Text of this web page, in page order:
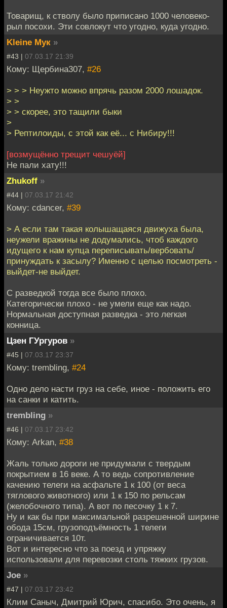
Товарищ, к стволу было приписано 1000 человеко-
рыл посохи. Эти совлокут что угодно, куда угодно.
Kleine Мук »
#43 | 07.03.17 21:39
Кому: Щербина307, #26
> > > Неужто можно впрячь разом 2000 лошадок.
> >
> > скорее, это тащили быки
>
> Рептилоиды, с этой как её... с Нибиру!!!
[возмущённо трещит чешуёй]
Не пали хату!!!
Zhukoff »
#44 | 07.03.17 21:42
Кому: cdancer, #39
> А если там такая колышащаяся движуха была,
неужели вражины не додумались, чтоб каждого
идущего к нам купца переписывать/вербовать/
принуждать к засылу? Именно с целью посмотреть -
выйдет-не выйдет.
С разведкой тогда все было плохо.
Категорически плохо - не умели еще как надо.
Нормальная доступная разведка - это легкая
конница.
Цзен ГУргуров »
#45 | 07.03.17 23:37
Кому: trembling, #24
Одно дело насти груз на себе, иное - положить его
на санки и катить.
trembling »
#46 | 07.03.17 23:42
Кому: Arkan, #38
Жаль только дороги не придумали с твердым
покрытием в 16 веке. А то ведь сопротивление
качению телеги на асфальте 1 к 100 (от веса
тяглового животного) или 1 к 150 по рельсам
(желобочного типа). А вот по песочку 1 к 7.
Ну и как бы при максимальной разрешенной ширине
обода 15см, грузоподъёмность 1 телеги
ограничивается 10т.
Вот и интересно что за поезд и упряжку
использовали для перевозки столь тяжких грузов.
Joe »
#47 | 07.03.17 23:42
Клим Саныч, Дмитрий Юрич, спасибо. Это очень, я